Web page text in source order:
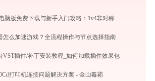
第五人格PC电脑版免费下载与新手入门攻略：1v4非对称竞技的极致体验
怎么加速游戏？全流程操作与节点选择指南
VST插件/补丁安装教程_如何加载插件效果包
打印机连接问题解决方案 - 金山毒霸